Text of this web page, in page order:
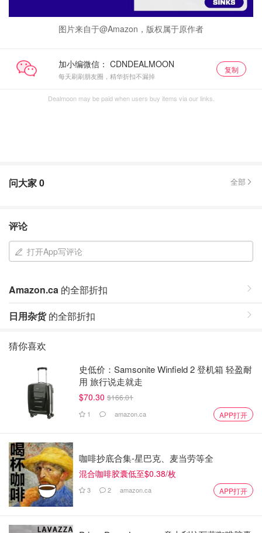
图片来自于@Amazon，版权属于原作者
加小编微信：
每天刷刷朋友圈，精华折扣不漏掉
复制
Dealmoon may be paid when users buy items via our links.
问大家0 全部
评论
打开App写评论
Amazon.ca 的全部折扣
日用杂货的全部折扣
猜你喜欢
史低价：Samsonite Winfield 2 登机箱 轻盈耐
用 旅行说走就走
$70.30 $166.01
1 amazon.ca APP打开
咖啡抄底合集-星巴克、麦当劳等全
混合咖啡胶囊低至$0.38/枚
3 2 amazon.ca APP打开